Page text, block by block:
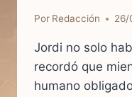
Por Redacción 26/
Jordi no solo
recordó que
humano